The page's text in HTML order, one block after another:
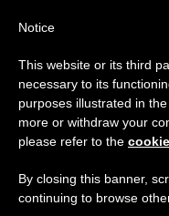
SPIRITUALITÀ E
Notice
This website or its third
necessary to its
purposes illustrated in
more or withdraw your
please refer to the
By closing this banner,
continuing to browse